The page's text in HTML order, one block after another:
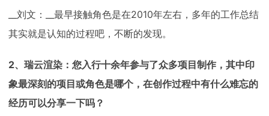
__刘文：__最早接触角色是在2010年左右，多年的工作总结
其实就是认知的过程吧，不断的发现。
2、瑞云渲染：您入行十余年参与了众多项目制作，其中印
象最深刻的项目或角色是哪个，在创作过程中有什么难忘的
经历可以分享一下吗？